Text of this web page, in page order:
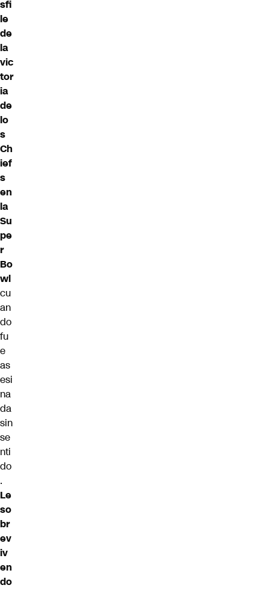
sfi
le
de
la
vic
tor
ia
de
lo
s
Ch
ief
s
en
la
Su
pe
r
Bo
wl
cu
an
do
fu
e
as
esi
na
da
sin
se
nti
do
.
Le
so
br
ev
iv
en
do